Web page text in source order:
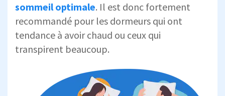
sommeil optimale. Il est donc fortement
recommandé pour les dormeurs qui ont
tendance à avoir chaud ou ceux qui
transpirent beaucoup.